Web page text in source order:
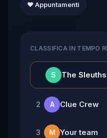
❤️ Appuntamenti
CLASSIFICA IN TEMPO
S The Sleuths
2 A Clue Crew
3 M Your team